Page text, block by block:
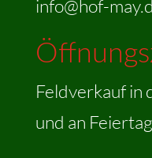
info@hof-
Feldverkauf in
und an